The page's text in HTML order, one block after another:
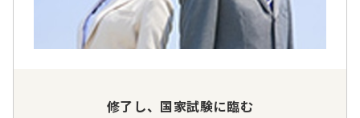
修了し、国家試験に臨む